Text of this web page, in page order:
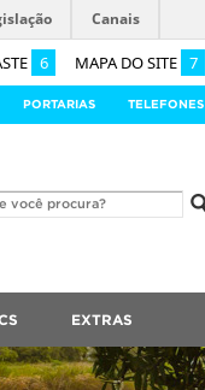
6 MAPA DO SITE 7
Canais
PORTARIAS TELEFONES
EXTRAS